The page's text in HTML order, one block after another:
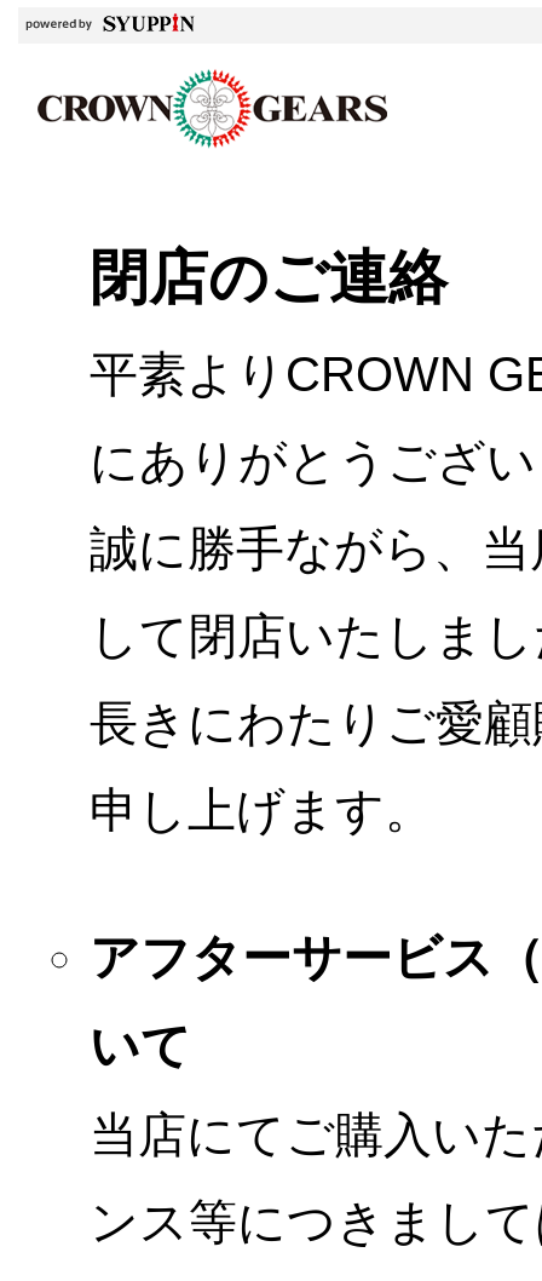
閉店のご連絡
平素よりCROWN
にありがとうござ
誠に勝手ながら、
して閉店いたしま
長きにわたりご愛
申し上げます。
アフターサービス
いて
当店にてご購入い
ンス等につきまし